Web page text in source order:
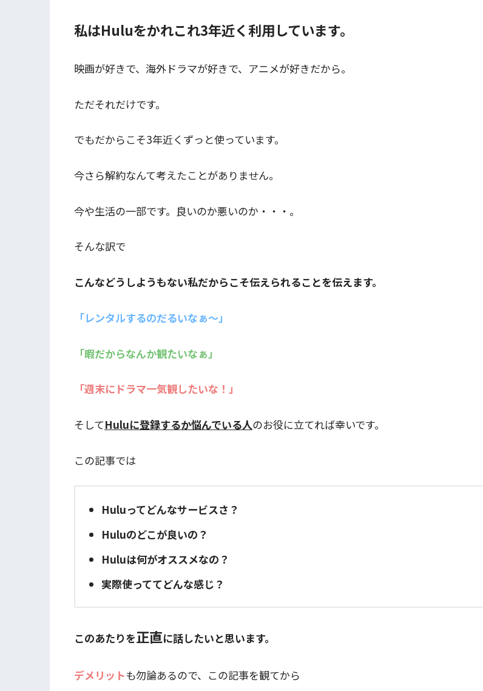
私はHuluをかれこれ3年近く利用しています。
映画が好きで、海外ドラマが好きで、アニメが好きだから。
ただそれだけです。
でもだからこそ3年近くずっと使っています。
今さら解約なんて考えたことがありません。
今や生活の一部です。良いのか悪いのか・・・。
そんな訳で
こんなどうしようもない私だからこそ伝えられることを伝えます。
「レンタルするのだるいなぁ～」
「暇だからなんか観たいなぁ」
「週末にドラマ一気観したいな！」
そしてHuluに登録するか悩んでいる人のお役に立てれば幸いです。
この記事では
Huluってどんなサービスさ？
Huluのどこが良いの？
Huluは何がオススメなの？
実際使っててどんな感じ？
このあたりを正直に話したいと思います。
デメリットも勿論あるので、この記事を観てから